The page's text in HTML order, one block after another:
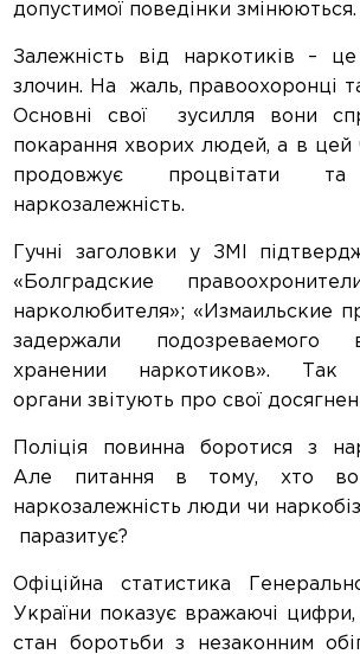
допустимої поведінки змінюються.
Залежність від наркотиків –
злочин. На жаль, правоохоронці
Основні свої зусилля вони
покарання хворих людей, а в цей
продовжує процвітати
наркозалежність.
Гучні заголовки у ЗМІ
«Болградские
нарколюбителя»; «Измаильские
задержали подозреваемого
хранении наркотиков». Так
органи звітують про свої
Поліція повинна боротися з
Але питання в тому, хто
наркозалежність люди чи
паразитує?
Офіційна статистика
України показує вражаючі цифри,
стан боротьби з незаконним